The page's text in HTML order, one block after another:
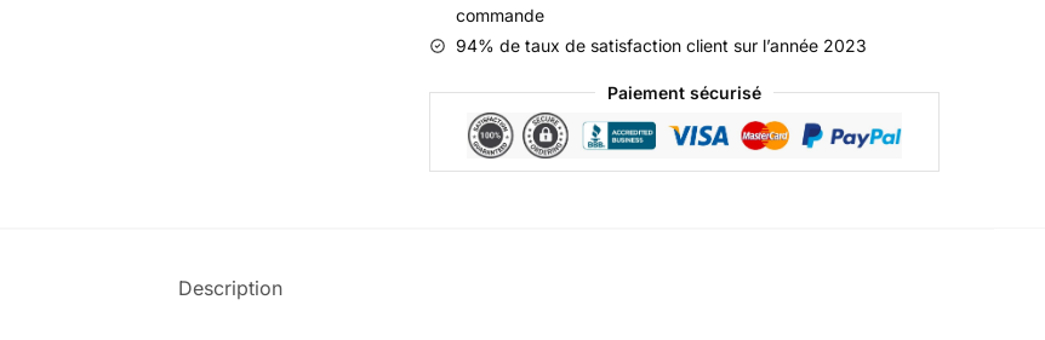
commande
94% de taux de satisfaction client sur l’année 2023
Paiement sécurisé
Description